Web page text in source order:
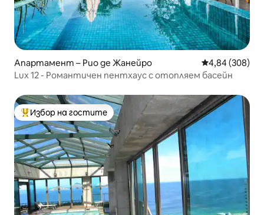
Апартамент – Рио де Жанейро Средна
4,84 (308)
Lux 12 - Романтичен пентхаус с отопляем басейн
Най-популярен избор на гостите
Избор на гостите